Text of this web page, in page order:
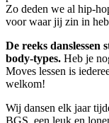
Zo deden we al hip-
voor waar jij zin in
De reeks danslessen
body-types. Heb je
Moves lessen is
welkom!
Wij dansen elk jaar